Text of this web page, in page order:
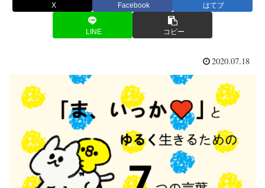
X Facebook はてブ
LINE コピー
2020.07.18